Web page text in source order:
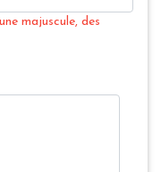
majuscule, des